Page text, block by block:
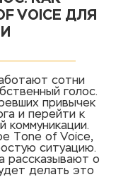
VOICE ДЛЯ
сотни
голос.
привычек
и перейти к
коммуникации.
Tone of Voice,
ситуацию.
рассказывают о
делать это